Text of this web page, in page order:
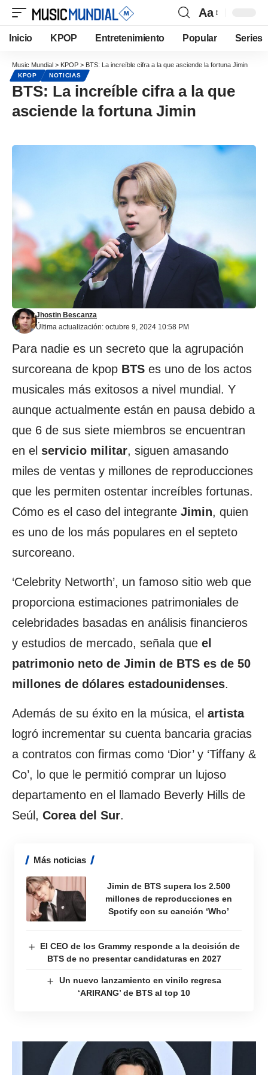
Aa
Inicio KPOP Entretenimiento Popular Series
Music Mundial > KPOP > BTS: La increíble cifra a la que asciende la fortuna Jimin
KPOP NOTICIAS
BTS: La increíble cifra a la que
asciende la fortuna Jimin
Última actualización: octubre 9, 2024 10:58 PM
Jhostin Bescanza
Para nadie es un secreto que la agrupación
surcoreana de kpop BTS es uno de los actos
musicales más exitosos a nivel mundial. Y
aunque actualmente están en pausa debido a
que 6 de sus siete miembros se encuentran
en el servicio militar, siguen amasando
miles de ventas y millones de reproducciones
que les permiten ostentar increíbles fortunas.
Cómo es el caso del integrante Jimin, quien
es uno de los más populares en el septeto
surcoreano.
‘Celebrity Networth’, un famoso sitio web que
proporciona estimaciones patrimoniales de
celebridades basadas en análisis financieros
y estudios de mercado, señala que el
patrimonio neto de Jimin de BTS es de 50
millones de dólares estadounidenses.
Además de su éxito en la música, el artista
logró incrementar su cuenta bancaria gracias
a contratos con firmas como ‘Dior’ y ‘Tiffany &
Co’, lo que le permitió comprar un lujoso
departamento en el llamado Beverly Hills de
Seúl, Corea del Sur.
Más noticias
Jimin de BTS supera los 2.500
millones de reproducciones en
Spotify con su canción ‘Who’
El CEO de los Grammy responde a la decisión de
BTS de no presentar candidaturas en 2027
Un nuevo lanzamiento en vinilo regresa
‘ARIRANG’ de BTS al top 10